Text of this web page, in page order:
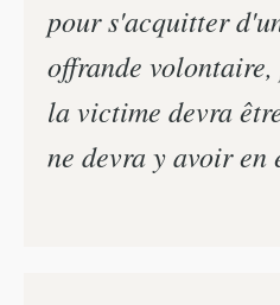
pour s'acquitter
offrande volontaire,
la victime devra
ne devra y avoir en